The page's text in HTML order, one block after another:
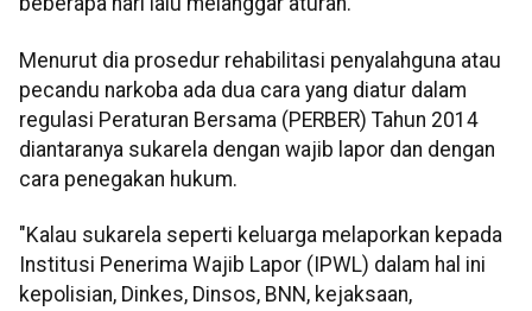
Menurut dia prosedur rehabilitasi penyalahguna atau
pecandu narkoba ada dua cara yang diatur dalam
regulasi Peraturan Bersama (PERBER) Tahun 2014
diantaranya sukarela dengan wajib lapor dan dengan
cara penegakan hukum.
"Kalau sukarela seperti keluarga melaporkan kepada
Institusi Penerima Wajib Lapor (IPWL) dalam hal ini
kepolisian, Dinkes, Dinsos, BNN, kejaksaan,